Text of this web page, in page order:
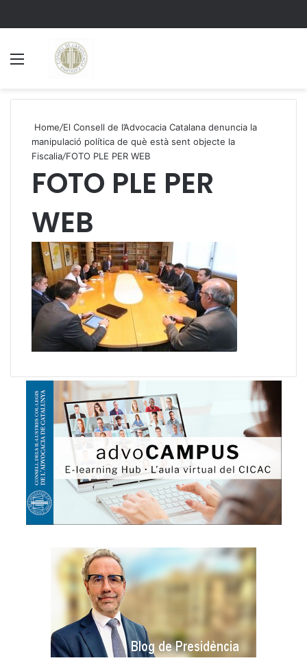
Home/El Consell de l’Advocacia Catalana denuncia la
manipulació política de què està sent objecte la
Fiscalia/FOTO PLE PER WEB
FOTO PLE PER
WEB